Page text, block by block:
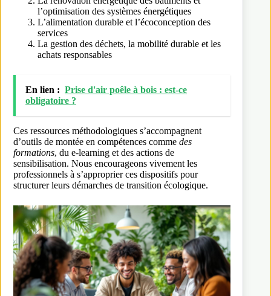
l’optimisation des systèmes énergétiques
L’alimentation durable et l’écoconception des
services
La gestion des déchets, la mobilité durable et les
achats responsables
En lien : Prise d'air poêle à bois : est-ce
obligatoire ?
Ces ressources méthodologiques s’accompagnent
d’outils de montée en compétences comme des
formations, du e-learning et des actions de
sensibilisation. Nous encourageons vivement les
professionnels à s’approprier ces dispositifs pour
structurer leurs démarches de transition écologique.